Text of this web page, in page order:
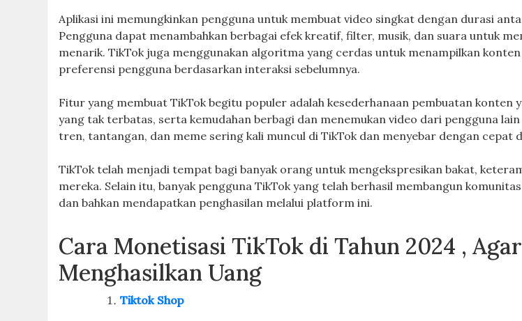
Aplikasi ini memungkinkan pengguna untuk membuat video singkat dengan durasi
Pengguna dapat menambahkan berbagai efek kreatif, filter, musik, dan suara untuk
menarik. TikTok juga menggunakan algoritma yang cerdas untuk menampilkan konten
preferensi pengguna berdasarkan interaksi sebelumnya.
Fitur yang membuat TikTok begitu populer adalah kesederhanaan pembuatan konten
yang tak terbatas, serta kemudahan berbagi dan menemukan video dari pengguna
tren, tantangan, dan meme sering kali muncul di TikTok dan menyebar dengan cepat
TikTok telah menjadi tempat bagi banyak orang untuk mengekspresikan bakat,
mereka. Selain itu, banyak pengguna TikTok yang telah berhasil membangun
dan bahkan mendapatkan penghasilan melalui platform ini.
Cara Monetisasi TikTok di Tahun 2024 , Agar
Menghasilkan Uang
Tiktok Shop